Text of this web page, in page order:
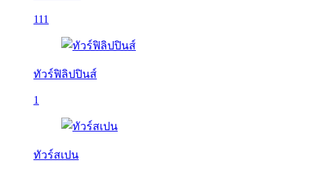
111
ทัวร์ฟิลิปปินส์
1
ทัวร์สเปน